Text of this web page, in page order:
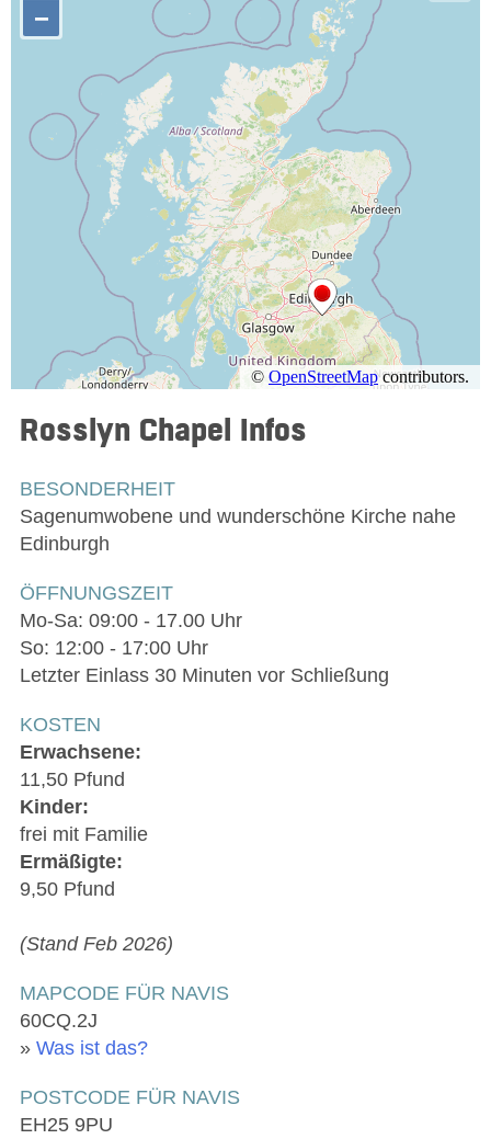
Rosslyn Chapel Infos
BESONDERHEIT
Sagenumwobene und wunderschöne Kirche nahe
Edinburgh
ÖFFNUNGSZEIT
Mo-Sa: 09:00 - 17.00 Uhr
So: 12:00 - 17:00 Uhr
Letzter Einlass 30 Minuten vor Schließung
KOSTEN
Erwachsene:
11,50 Pfund
Kinder:
frei mit Familie
Ermäßigte:
9,50 Pfund
(Stand Feb 2026)
MAPCODE FÜR NAVIS
60CQ.2J
» Was ist das?
POSTCODE FÜR NAVIS
EH25 9PU